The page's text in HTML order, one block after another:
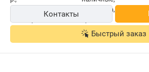
Контакты
Быстрый заказ